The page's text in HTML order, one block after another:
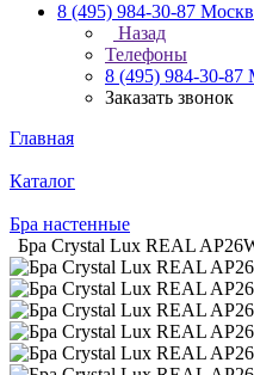
8 (495) 984-30-87
Назад
Телефоны
8 (495) 984-30-87
Заказать звонок
Главная
Каталог
Бра настенные
Бра Crystal Lux REAL